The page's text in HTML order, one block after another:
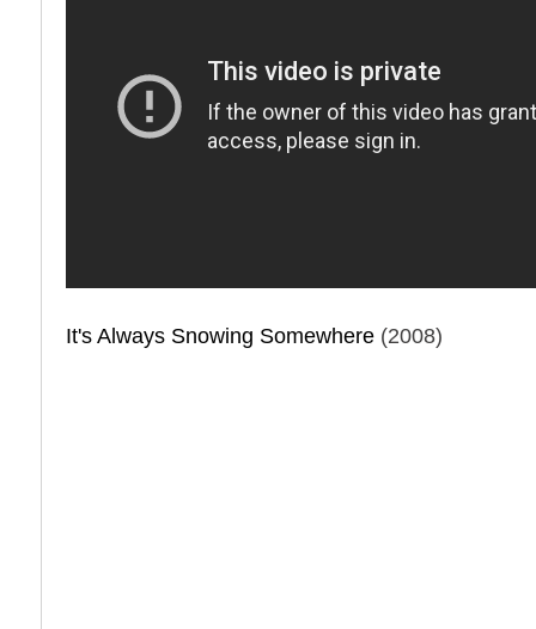
It's Always Snowing Somewhere (2008)